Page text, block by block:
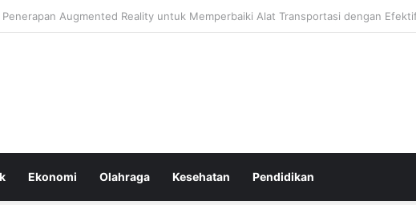
Strategi Kesehatan Harian untuk Meningkatkan Daya Tahan Tubuh dalam
Ekonomi Olahraga Kesehatan Pendidikan